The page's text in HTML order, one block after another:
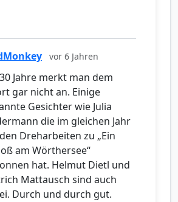
vor 6 Jahren
Jahre merkt man dem
gar nicht an. Einige
Gesichter wie Julia
die im gleichen Jahr
Dreharbeiten zu „Ein
am Wörthersee“
hat. Helmut Dietl und
Mattausch sind auch
Durch und durch gut.